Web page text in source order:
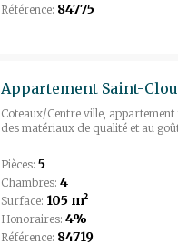
Référence: 84775
Appartement Saint-
Coteaux/Centre ville,
des matériaux de qualité et au
Pièces: 5
Chambres: 4
Surface: 105 m²
Honoraires: 4%
Référence: 84719